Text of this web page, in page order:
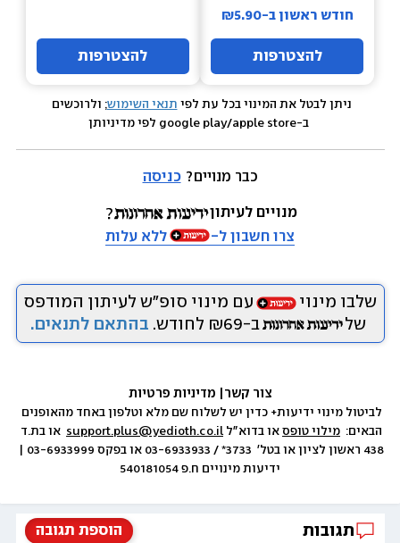
חודש ראשון ב-₪5.90
להצטרפות להצטרפות
ניתן לבטל את המינוי בכל עת לפי תנאי השימוש; ולרוכשים
כבר מנויים? כניסה
מנויים לעיתון
צרו חשבון ל-
ללא עלות
שלבו מינוי
עם מינוי סופ״ש לעיתון המודפס
של
ב-₪69 לחודש. בהתאם לתנאים.
צור קשר
הבאים: מילוי טופס או בדוא״ל support.plus@yedioth.co.il
ידיעות מינויים ח.פ 540181054
הוספת תגובה תגובות